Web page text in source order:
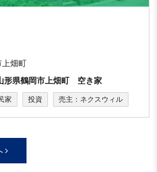
上畑町
形県鶴岡市上畑町 空き家
家 投資 売主：ネクスウィル